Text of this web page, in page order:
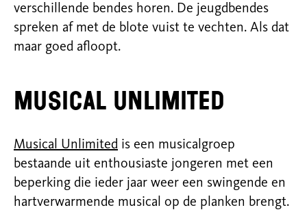
verschillende bendes horen. De jeugdbendes
spreken af met de blote vuist te vechten. Als dat
maar goed afloopt.
Musical Unlimited
Musical Unlimited is een musicalgroep
bestaande uit enthousiaste jongeren met een
beperking die ieder jaar weer een swingende en
hartverwarmende musical op de planken brengt.